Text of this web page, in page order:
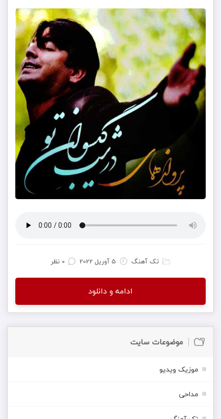
تک آهنگ 5 آوریل 2022 0 نظر
ادامه و دانلود
موضوعات سایت
موزیک ویدیو
مداحی